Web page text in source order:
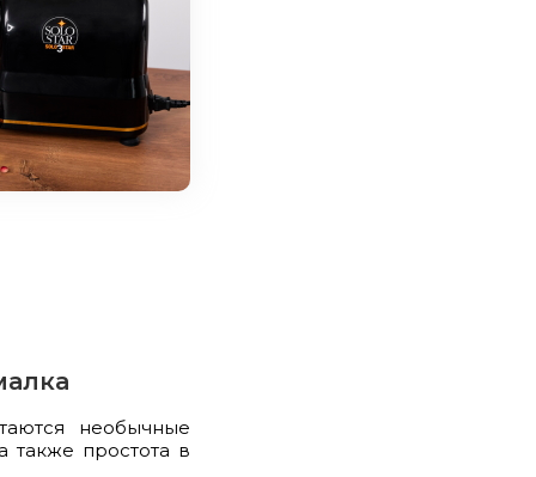
необычные
также простота в